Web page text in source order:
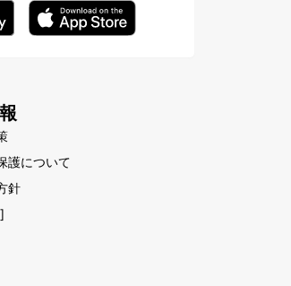
護について
針